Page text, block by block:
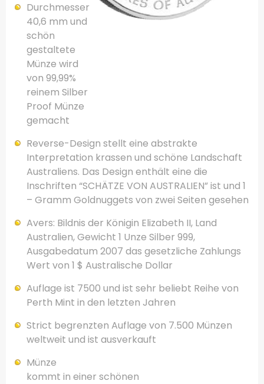
Durchmesser
40,6 mm und
schön
gestaltete
Münze wird
von 99,99%
reinem Silber
Proof Münze
gemacht
Reverse-Design stellt eine abstrakte
Interpretation krassen und schöne Landschaft
Australiens. Das Design enthält eine die
Inschriften “SCHÄTZE VON AUSTRALIEN”ist und 1
– Gramm Goldnuggets von zwei Seiten gesehen
Avers: Bildnis der Königin Elizabeth II, Land
Australien,Gewicht 1 Unze Silber 999,
Ausgabedatum 2007 das gesetzliche Zahlungs
Wert von 1 $ Australische Dollar
Auflage ist 7500 und ist sehr beliebt Reihe von
Perth Mint in den letzten Jahren
Strict begrenzten Auflage von 7.500 Münzen
weltweit und ist ausverkauft
Münze
kommt in einer schönen